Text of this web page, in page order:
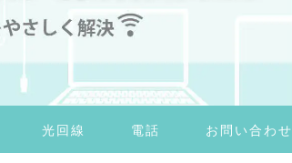
光回線 電話 お問い合わせ